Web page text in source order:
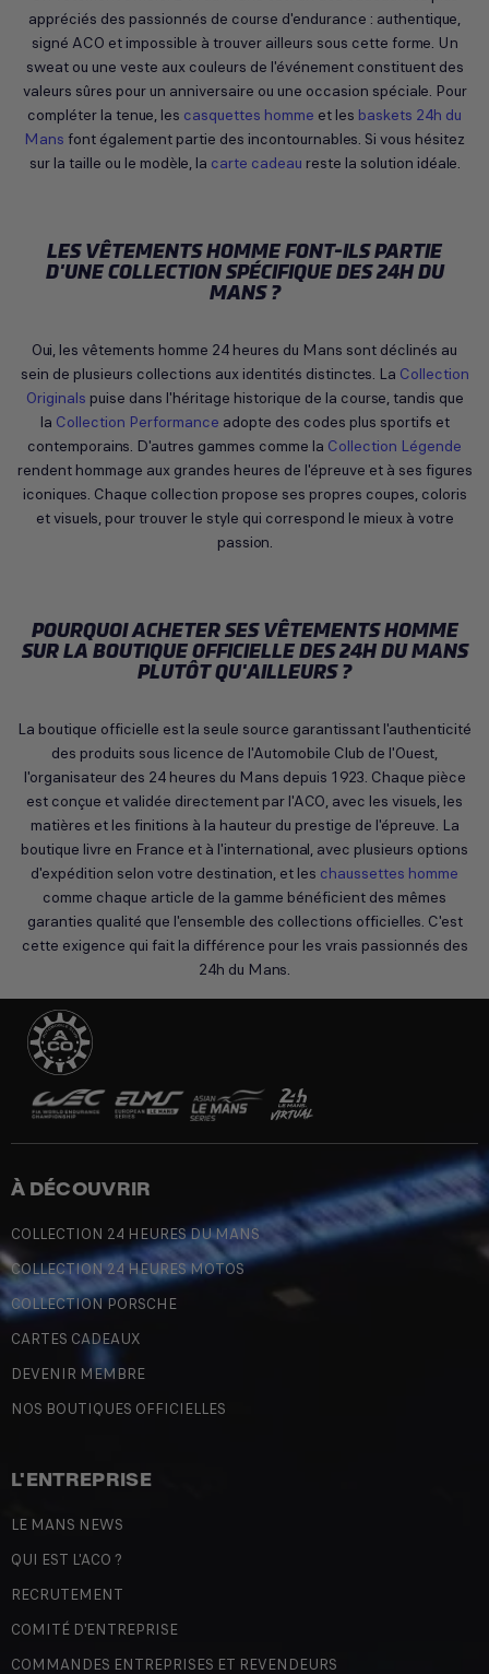
appréciés des passionnés de course d'endurance : authentique,
signé ACO et impossible à trouver ailleurs sous cette forme. Un
sweat ou une veste aux couleurs de l'événement constituent des
valeurs sûres pour un anniversaire ou une occasion spéciale. Pour
compléter la tenue, les casquettes homme et les baskets 24h du
Mans font également partie des incontournables. Si vous hésitez
sur la taille ou le modèle, la carte cadeau reste la solution idéale.
LES VÊTEMENTS HOMME FONT-ILS PARTIE
D'UNE COLLECTION SPÉCIFIQUE DES 24H DU
MANS ?
Oui, les vêtements homme 24 heures du Mans sont déclinés au
sein de plusieurs collections aux identités distinctes. La Collection
Originals puise dans l'héritage historique de la course, tandis que
la Collection Performance adopte des codes plus sportifs et
contemporains. D'autres gammes comme la Collection Légende
rendent hommage aux grandes heures de l'épreuve et à ses figures
iconiques. Chaque collection propose ses propres coupes, coloris
et visuels, pour trouver le style qui correspond le mieux à votre
passion.
POURQUOI ACHETER SES VÊTEMENTS HOMME
SUR LA BOUTIQUE OFFICIELLE DES 24H DU MANS
PLUTÔT QU'AILLEURS ?
La boutique officielle est la seule source garantissant l'authenticité
des produits sous licence de l'Automobile Club de l'Ouest,
l'organisateur des 24 heures du Mans depuis 1923. Chaque pièce
est conçue et validée directement par l'ACO, avec les visuels, les
matières et les finitions à la hauteur du prestige de l'épreuve. La
boutique livre en France et à l'international, avec plusieurs options
d'expédition selon votre destination, et les chaussettes homme
comme chaque article de la gamme bénéficient des mêmes
garanties qualité que l'ensemble des collections officielles. C'est
cette exigence qui fait la différence pour les vrais passionnés des
24h du Mans.
À DÉCOUVRIR
COLLECTION 24 HEURES DU MANS
COLLECTION 24 HEURES MOTOS
COLLECTION PORSCHE
CARTES CADEAUX
DEVENIR MEMBRE
NOS BOUTIQUES OFFICIELLES
L'ENTREPRISE
LE MANS NEWS
QUI EST L'ACO ?
RECRUTEMENT
COMITÉ D'ENTREPRISE
COMMANDES ENTREPRISES ET REVENDEURS